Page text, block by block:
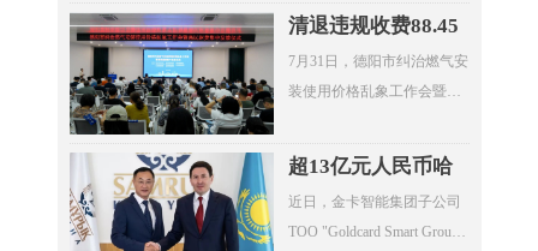
灾区。7月20日，考核巡查组
随机检查时发现，云南滇楚
液化气有限公司长润街液化
气瓶装供应站存在重大事故
供应站点，按规范要求存储
量不能超过1立方(15公斤钢
清退违规收费88.45
万元，惠及群众
4000余户！德阳市
7月31日，德阳市纠治燃气安
装使用价格乱象工作会暨惠
区八角井街道举行。四川省
住建厅城建处处长、厅信息
中心主任邓夏扬，派驻省住
建厅纪检监察组综合处处长
超13亿元人民币哈
萨克斯坦大单落
地！金卡智能国际
近日，金卡智能集团子公司
ТОО "Goldcard Smart Group